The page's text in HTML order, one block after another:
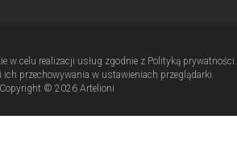
w celu realizacji usług zgodnie z Polityką prywatności.
przechowywania w ustawieniach przeglądarki.
Copyright © 2026 Artelioni